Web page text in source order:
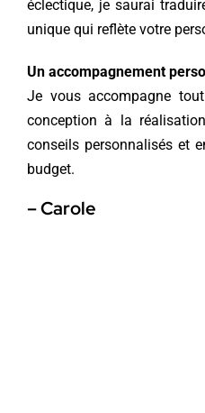
éclectique, je saurai
unique qui reflète votre
Un accompagnement
Je vous accompagne
conception à la
conseils personnalisés et
budget.
– Carole